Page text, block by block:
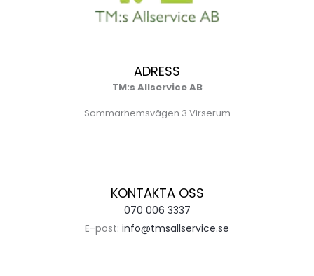
ADRESS
TM:s Allservice AB
Sommarhemsvägen 3 Virserum
KONTAKTA OSS
070 006 3337
E-post: info@tmsallservice.se